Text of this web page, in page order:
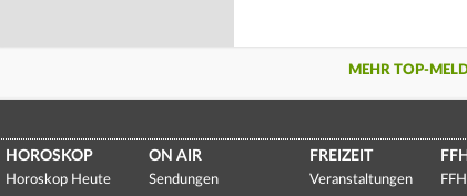
MEHR TOP-
HOROSKOP
Horoskop Heute
ON AIR
Sendungen
FREIZEIT
Veranstaltungen